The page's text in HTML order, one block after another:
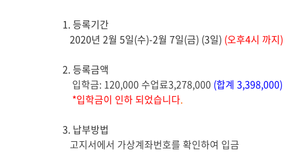
본
문
1.등록기간
2020년 2월 5일(수)-2월 7일(금) (3일) (오후4시 까지)
2.등록금액
입학금: 120,000 수업료3,278,000 (합계 3,398,000)
*입학금이 인하 되었습니다.
3. 납부방법
고지서에서 가상계좌번호를 확인하여 입금